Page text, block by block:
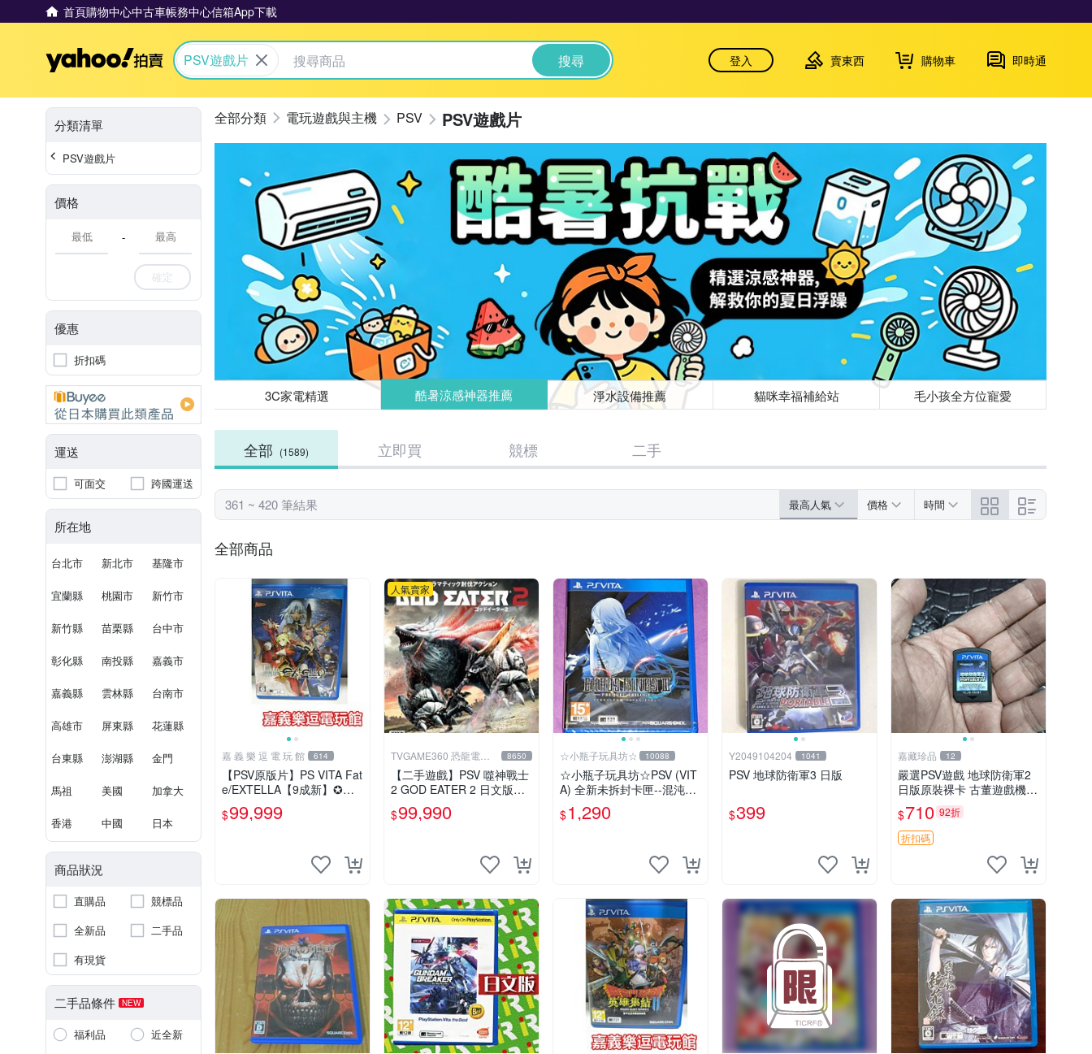
首頁購物中心中古車帳務中心信箱App下載
Yahoo拍賣
PSV遊戲片 搜尋 登入 賣東西 購物車 即時通
分類清單
PSV遊戲片
價格
-
確定
優惠
折扣碼
運送
可面交 跨國運送
所在地
台北市 新北市 基隆市
宜蘭縣 桃園市 新竹市
新竹縣 苗栗縣 台中市
彰化縣 南投縣 嘉義市
嘉義縣 雲林縣 台南市
高雄市 屏東縣 花蓮縣
台東縣 澎湖縣 金門
馬祖 美國 加拿大
香港 中國 日本
商品狀況
直購品
競標品
全新品
二手品
有現貨
二手品條件 NEW
福利品
近全新
電玩遊戲與主機 PSV PSV遊戲片
3C家電精選 酷暑涼感神器推薦 淨水設備推薦 貓咪幸福補給站 毛小孩全方位寵愛
全部 (1589) 立即買 競標 二手
361 ~ 420 筆結果 最高人氣 價格 時間
全部商品
嘉 義 樂 逗 電 玩 館 614
【PSV原版片】PS VITA Fat
e/EXTELLA【9成新】✪中
古二手✪嘉義樂逗電玩館
$99,999
人氣賣家
TVGAME360 恐龍電玩- 8650
【二手遊戲】PSV 噬神戰士
2 GOD EATER 2 日文版
【台中恐龍電玩】
$99,990
☆小瓶子玩具坊☆ 10088
☆小瓶子玩具坊☆PSV (VIT
A) 全新未拆封卡匣--混沌之
環3 前傳三部曲
$1,290
Y2049104204 1041
PSV 地球防衛軍3 日版
$399
嘉藏珍品 12
嚴選PSV遊戲 地球防衛軍2
日版原裝裸卡 古董遊戲機
現象級經典 地球防衛軍2 PS
V 成就達人推薦 地球防衛軍
2 日文原版 游戲收藏必備
$710 92折
折扣碼